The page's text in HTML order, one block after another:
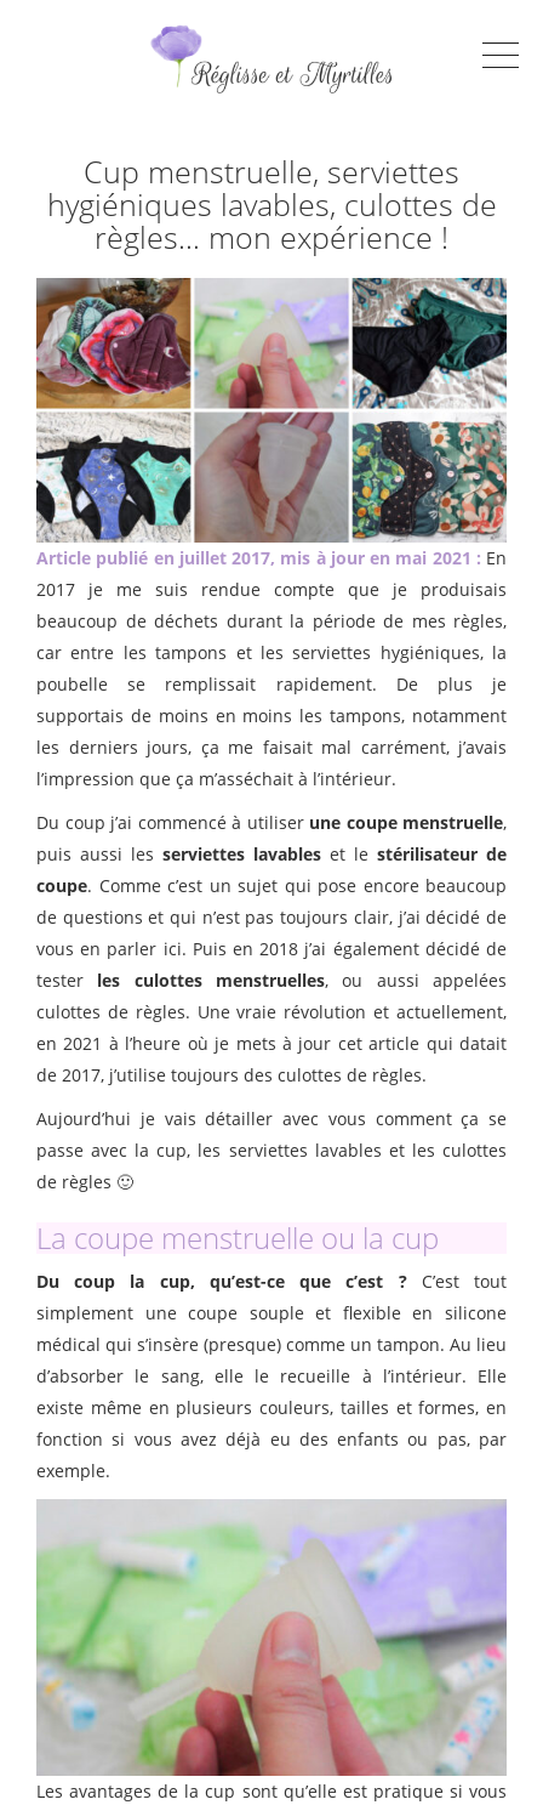
Cup menstruelle, serviettes
hygiéniques lavables, culottes de
règles… mon expérience !
Article publié en juillet 2017, mis à jour en mai 2021 : En
2017 je me suis rendue compte que je produisais
beaucoup de déchets durant la période de mes règles,
car entre les tampons et les serviettes hygiéniques, la
poubelle se remplissait rapidement. De plus je
supportais de moins en moins les tampons, notamment
les derniers jours, ça me faisait mal carrément, j’avais
l’impression que ça m’asséchait à l’intérieur.
Du coup j’ai commencé à utiliser une coupe menstruelle,
puis aussi les serviettes lavables et le stérilisateur de
coupe. Comme c’est un sujet qui pose encore beaucoup
de questions et qui n’est pas toujours clair, j’ai décidé de
vous en parler ici. Puis en 2018 j’ai également décidé de
tester les culottes menstruelles, ou aussi appelées
culottes de règles. Une vraie révolution et actuellement,
en 2021 à l’heure où je mets à jour cet article qui datait
de 2017, j’utilise toujours des culottes de règles.
Aujourd’hui je vais détailler avec vous comment ça se
passe avec la cup, les serviettes lavables et les culottes
de règles 🙂
La coupe menstruelle ou la cup
Du coup la cup, qu’est-ce que c’est ?C’est tout
simplement une coupe souple et flexible en silicone
médical qui s’insère (presque) comme un tampon. Au lieu
d’absorber le sang, elle le recueille à l’intérieur. Elle
existe même en plusieurs couleurs, tailles et formes, en
fonction si vous avez déjà eu des enfants ou pas, par
exemple.
Les avantages de la cup sont qu’elle est pratique si vous